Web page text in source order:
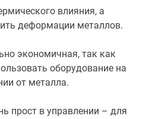
влияния, а
деформации металлов.
экономичная, так как
оборудование на
от металла.
прост в управлении – для